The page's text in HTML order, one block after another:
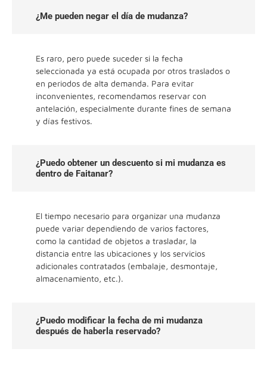
¿Me pueden negar el día de mudanza?
Es raro, pero puede suceder si la fecha
seleccionada ya está ocupada por otros traslados o
en periodos de alta demanda. Para evitar
inconvenientes, recomendamos reservar con
antelación, especialmente durante fines de semana
y días festivos.
¿Puedo obtener un descuento si mi mudanza es
dentro de Faitanar?
El tiempo necesario para organizar una mudanza
puede variar dependiendo de varios factores,
como la cantidad de objetos a trasladar, la
distancia entre las ubicaciones y los servicios
adicionales contratados (embalaje, desmontaje,
almacenamiento, etc.).
¿Puedo modificar la fecha de mi mudanza
después de haberla reservado?